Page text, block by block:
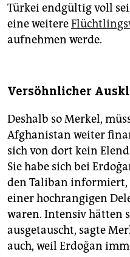
Türkei endgültig voll
eine weitere
aufnehmen werde.
Versöhnlicher
Deshalb so Merkel,
Afghanistan weiter
sich von dort kein
Sie habe sich bei
den Taliban informiert,
einer hochrangigen
waren. Intensiv hätten
ausgetauscht, sagte
auch, weil Erdoğan